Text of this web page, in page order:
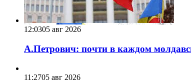
12:0305 авг 2026
А.Петрович: почти в каждом
11:2705 авг 2026